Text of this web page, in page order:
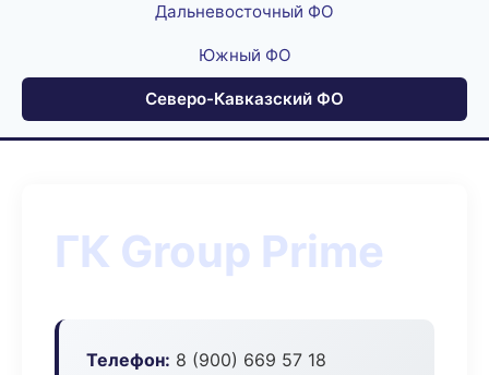
Дальневосточный ФО
Южный ФО
Северо-Кавказский ФО
ГК Group Prime
Телефон: 8 (900) 669 57 18